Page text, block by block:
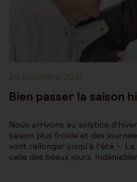
Bien passer la saison
Nous arrivons au solstice
saison plus froide et des
vont rallonger jusqu’à l’été -.
celle des beaux jours.